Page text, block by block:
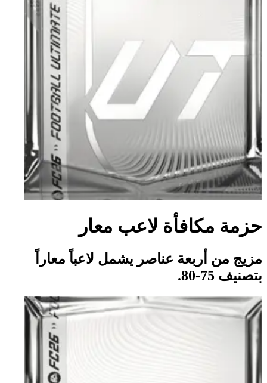
حزمة مكافأة لاعب معار
مزيج من أربعة عناصر يشمل لاعباً معاراً
بتصنيف 75-80.